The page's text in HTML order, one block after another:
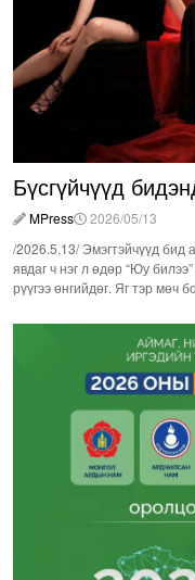
Бүсгүйчүүд
MPress
2026/05/13
/2026.5.13/ Эмэгтэйчүүд бид
явдаг ч нэг л өдөр “Юу
рүүгээ өнгийдөг. Яг тэр мөч